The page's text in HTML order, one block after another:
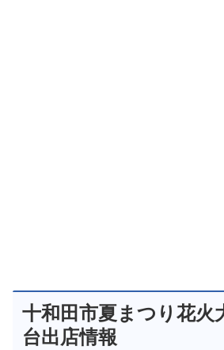
十和田市夏まつり花火
台出店情報